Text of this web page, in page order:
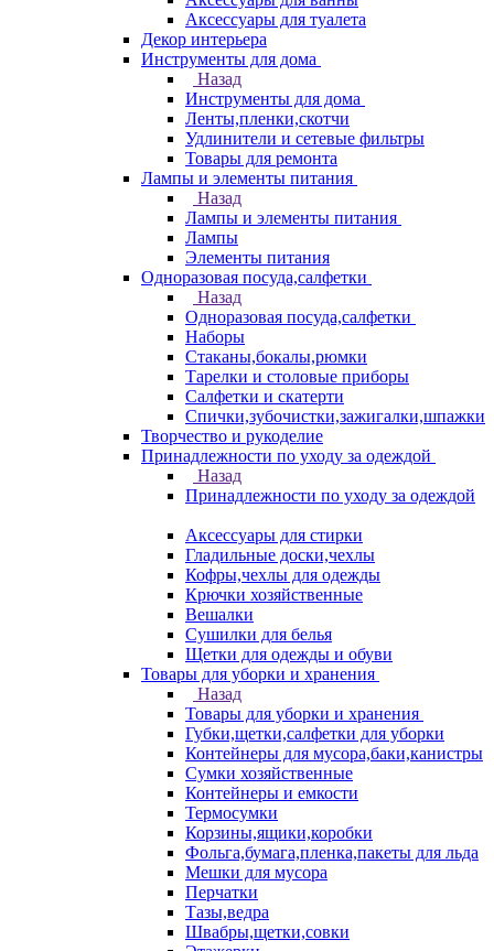
Аксессуары для туалета
Декор интерьера
Инструменты для дома
Назад
Инструменты для дома
Ленты,пленки,скотчи
Удлинители и сетевые фильтры
Товары для ремонта
Лампы и элементы питания
Назад
Лампы и элементы питания
Лампы
Элементы питания
Одноразовая посуда,салфетки
Назад
Одноразовая посуда,салфетки
Наборы
Стаканы,бокалы,рюмки
Тарелки и столовые приборы
Салфетки и скатерти
Спички,зубочистки,зажигалки,шпажки
Творчество и рукоделие
Принадлежности по уходу за одеждой
Назад
Принадлежности по уходу за одеждой
Аксессуары для стирки
Гладильные доски,чехлы
Кофры,чехлы для одежды
Крючки хозяйственные
Вешалки
Сушилки для белья
Щетки для одежды и обуви
Товары для уборки и хранения
Назад
Товары для уборки и хранения
Губки,щетки,салфетки для уборки
Контейнеры для мусора,баки,канистры
Сумки хозяйственные
Контейнеры и емкости
Термосумки
Корзины,ящики,коробки
Фольга,бумага,пленка,пакеты для льда
Мешки для мусора
Перчатки
Тазы,ведра
Швабры,щетки,совки